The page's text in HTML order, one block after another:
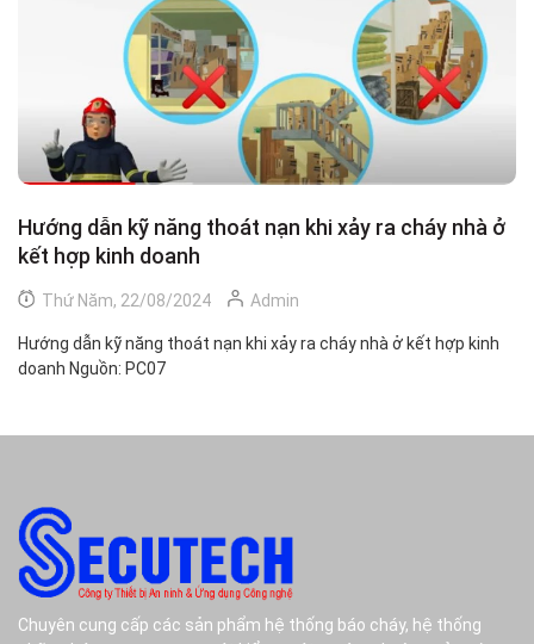
Hướng dẫn kỹ năng thoát nạn khi xảy ra cháy nhà ở
kết hợp kinh doanh
Thứ Năm, 22/08/2024 Admin
Hướng dẫn kỹ năng thoát nạn khi xảy ra cháy nhà ở kết hợp kinh
doanh Nguồn: PC07
Chuyên cung cấp các sản phẩm hệ thống báo cháy, hệ thống